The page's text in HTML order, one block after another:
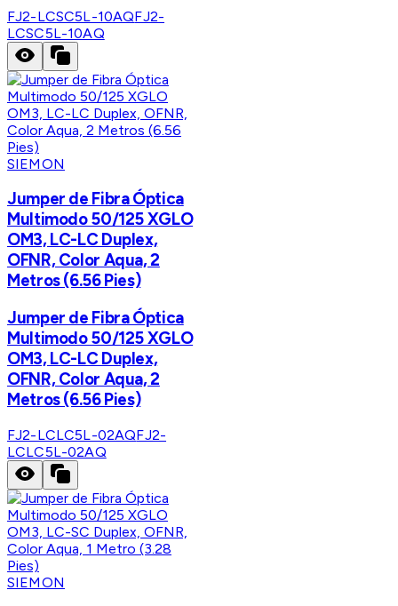
FJ2-LCSC5L-10AQFJ2-
LCSC5L-10AQ
SIEMON
Jumper de Fibra Óptica
Multimodo 50/125 XGLO
OM3, LC-LC Duplex,
OFNR, Color Aqua, 2
Metros (6.56 Pies)
Jumper de Fibra Óptica
Multimodo 50/125 XGLO
OM3, LC-LC Duplex,
OFNR, Color Aqua, 2
Metros (6.56 Pies)
FJ2-LCLC5L-02AQFJ2-
LCLC5L-02AQ
SIEMON